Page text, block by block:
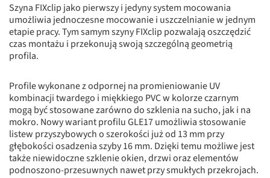
Szyna FIXclip jako pierwszy i jedyny system mocowania
umożliwia jednoczesne mocowanie i uszczelnianie w jednym
etapie pracy. Tym samym szyny FIXclip pozwalają oszczędzić
czas montażu i przekonują swoją szczególną geometrią
profila.
Profile wykonane z odpornej na promieniowanie UV
kombinacji twardego i miękkiego PVC w kolorze czarnym
mogą być stosowane zarówno do szklenia na sucho, jak i na
mokro. Nowy wariant profilu GLE17 umożliwia stosowanie
listew przyszybowych o szerokości już od 13 mm przy
głębokości osadzenia szyby 16 mm. Dzięki temu możliwe jest
także niewidoczne szklenie okien, drzwi oraz elementów
podnoszono-przesuwnych nawet przy smukłych przekrojach.